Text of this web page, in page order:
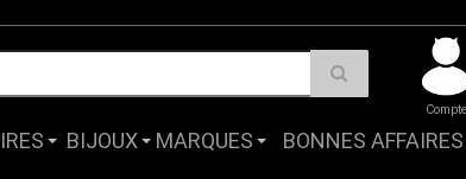
Compte
BIJOUX MARQUES BONNES AFFAIRES